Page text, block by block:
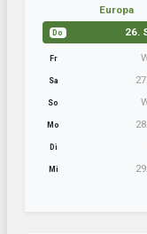
Europa
Do 26.
Fr
Sa
So
Mo
Di
Mi